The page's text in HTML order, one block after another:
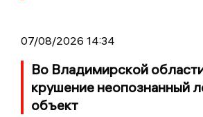
07/08/2026 14:34
Во Владимирской
крушение неопознанный
объект